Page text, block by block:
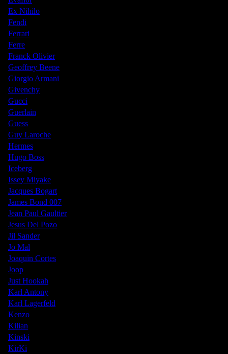
Ex Nihilo
Fendi
Ferrari
Ferre
Franck Olivier
Geoffrey Beene
Giorgio Armani
Givenchy
Gucci
Guerlain
Guess
Guy Laroche
Hermes
Hugo Boss
Iceberg
Issey Miyake
Jacques Bogart
James Bond 007
Jean Paul Gaultier
Jesus Del Pozo
Jil Sander
Jo Mal
Joaquin Cortes
Joop
Just Hookah
Karl Antony
Karl Lagerfeld
Kenzo
Kilian
Kinski
KirKi